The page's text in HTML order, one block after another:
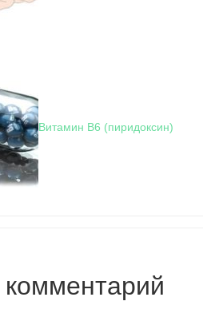
Витамин В6 (пиридоксин)